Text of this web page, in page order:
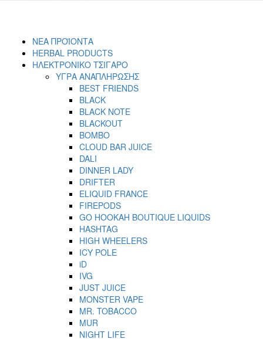
ΝΕΑ ΠΡΟΪΟΝΤΑ
HERBAL PRODUCTS
ΗΛΕΚΤΡΟΝΙΚΟ ΤΣΙΓΑΡΟ
ΥΓΡΑ ΑΝΑΠΛΗΡΩΣΗΣ
BEST FRIENDS
BLACK
BLACK NOTE
BLACKOUT
BOMBO
CLOUD BAR JUICE
DALI
DINNER LADY
DRIFTER
ELIQUID FRANCE
FIREPODS
GO HOOKAH BOUTIQUE LIQUIDS
HASHTAG
HIGH WHEELERS
ICY POLE
iD
IVG
JUST JUICE
MONSTER VAPE
MR. TOBACCO
MUR
NIGHT LIFE